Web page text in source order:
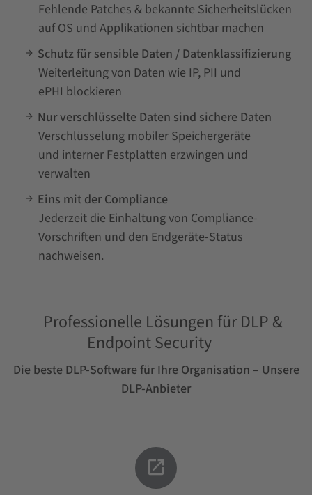
Fehlende Patches & bekannte Sicherheitslücken
auf OS und Applikationen sichtbar machen
Schutz für sensible Daten / Datenklassifizierung
Weiterleitung von Daten wie IP, PII und
ePHI blockieren
Nur verschlüsselte Daten sind sichere Daten
Verschlüsselung mobiler Speichergeräte
und interner Festplatten erzwingen und
verwalten
Eins mit der Compliance
Jederzeit die Einhaltung von Compliance-
Vorschriften und den Endgeräte-Status
nachweisen.
Professionelle Lösungen für DLP &
Endpoint Security
Die beste DLP-Software für Ihre Organisation – Unsere
DLP-Anbieter
